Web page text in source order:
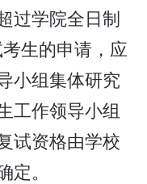
过学院全日制
生的申请，应
小组集体研究
工作领导小组
试资格由学校
。